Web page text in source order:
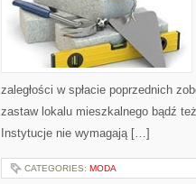
zaległości w spłacie poprzednich
zastaw lokalu mieszkalnego bądź
Instytucje nie wymagają […]
CATEGORIES: MODA